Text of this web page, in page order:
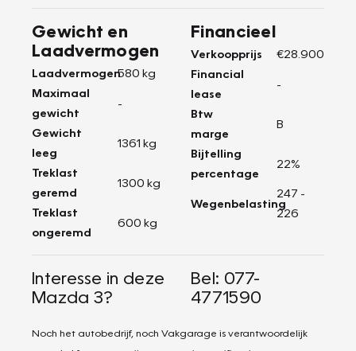
Gewicht en
Laadvermogen
Laadvermogen580 kg
Maximaal
gewicht
-
Gewicht
leeg
1361 kg
Treklast
geremd
1300 kg
Treklast
ongeremd
600 kg
Financieel
Verkoopprijs
€28.900
Financial
lease
-
Btw
marge
B
Bijtelling
percentage
22%
Wegenbelasting
247 -
226
Interesse in deze
Mazda 3?
Bel: 077-
4771590
Noch het autobedrijf, noch Vakgarage is verantwoordelijk